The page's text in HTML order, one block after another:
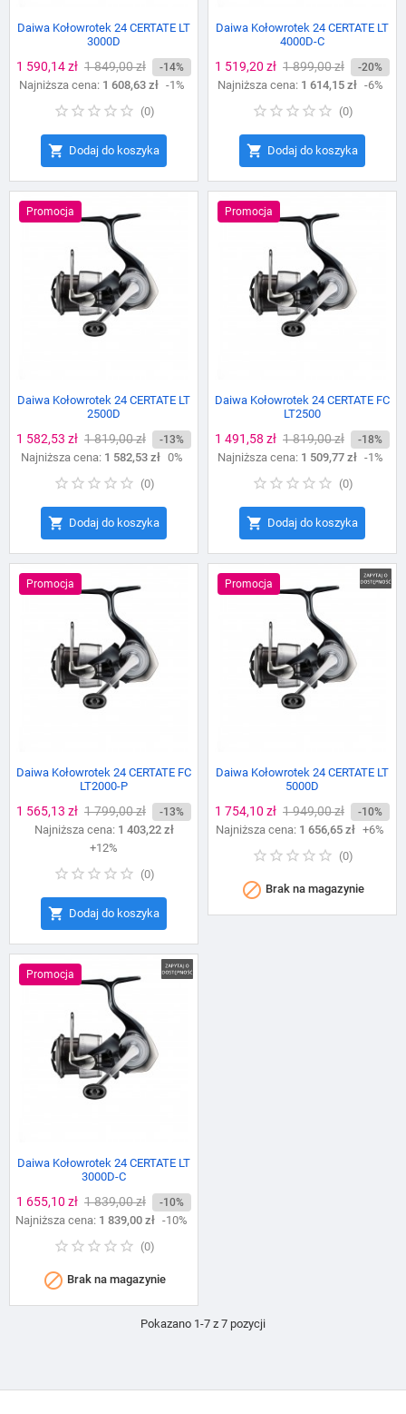
Daiwa Kołowrotek 24 CERTATE LT
3000D
Cena
1 590,14 zł Cena
podstawowa
1 849,00 zł -14%
Najniższa cena: 1 608,63 zł -1%
(0)
 Dodaj do koszyka
Daiwa Kołowrotek 24 CERTATE LT
4000D-C
Cena
1 519,20 zł Cena
podstawowa
1 899,00 zł -20%
Najniższa cena: 1 614,15 zł -6%
(0)
 Dodaj do koszyka
Promocja
Daiwa Kołowrotek 24 CERTATE LT
2500D
Cena
1 582,53 zł Cena
podstawowa
1 819,00 zł -13%
Najniższa cena: 1 582,53 zł 0%
(0)
 Dodaj do koszyka
Promocja
Daiwa Kołowrotek 24 CERTATE FC
LT2500
Cena
1 491,58 zł Cena
podstawowa
1 819,00 zł -18%
Najniższa cena: 1 509,77 zł -1%
(0)
 Dodaj do koszyka
Promocja
Daiwa Kołowrotek 24 CERTATE FC
LT2000-P
Cena
1 565,13 zł Cena
podstawowa
1 799,00 zł -13%
Najniższa cena: 1 403,22 zł
+12%
(0)
 Dodaj do koszyka
Promocja
Daiwa Kołowrotek 24 CERTATE LT
5000D
Cena
1 754,10 zł Cena
podstawowa
1 949,00 zł -10%
Najniższa cena: 1 656,65 zł +6%
(0)
 Brak na magazynie
Promocja
Daiwa Kołowrotek 24 CERTATE LT
3000D-C
Cena
1 655,10 zł Cena
podstawowa
1 839,00 zł -10%
Najniższa cena: 1 839,00 zł -10%
(0)
 Brak na magazynie
Pokazano 1-7 z 7 pozycji